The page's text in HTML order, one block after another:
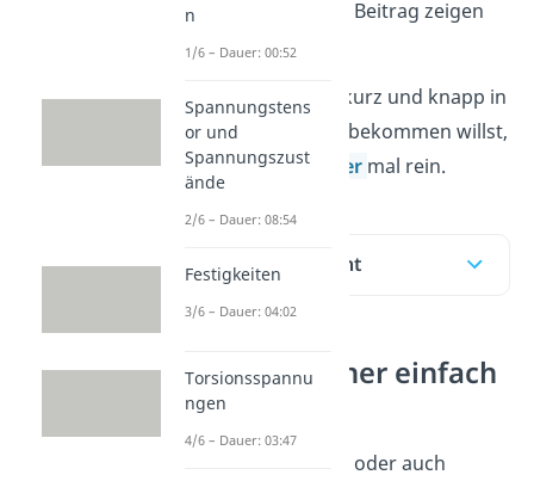
benutzen. In diesem Beitrag zeigen
wir dir wie.
Falls du das Thema kurz und knapp in
einem Video erklärt bekommen willst,
dann schau doch
hier mal rein.
Inhaltsübersicht
Satz von Steiner einfach
erklärt
Der Satz von Steiner oder auch
n
1/6 – Dauer: 00:52
Spannungstens
or und
Spannungszust
ände
2/6 – Dauer: 08:54
Festigkeiten
3/6 – Dauer: 04:02
Torsionsspannu
ngen
4/6 – Dauer: 03:47